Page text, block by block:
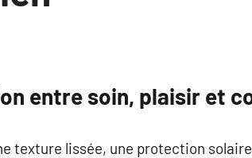
entre soin, plaisir et
texture lissée, une protection